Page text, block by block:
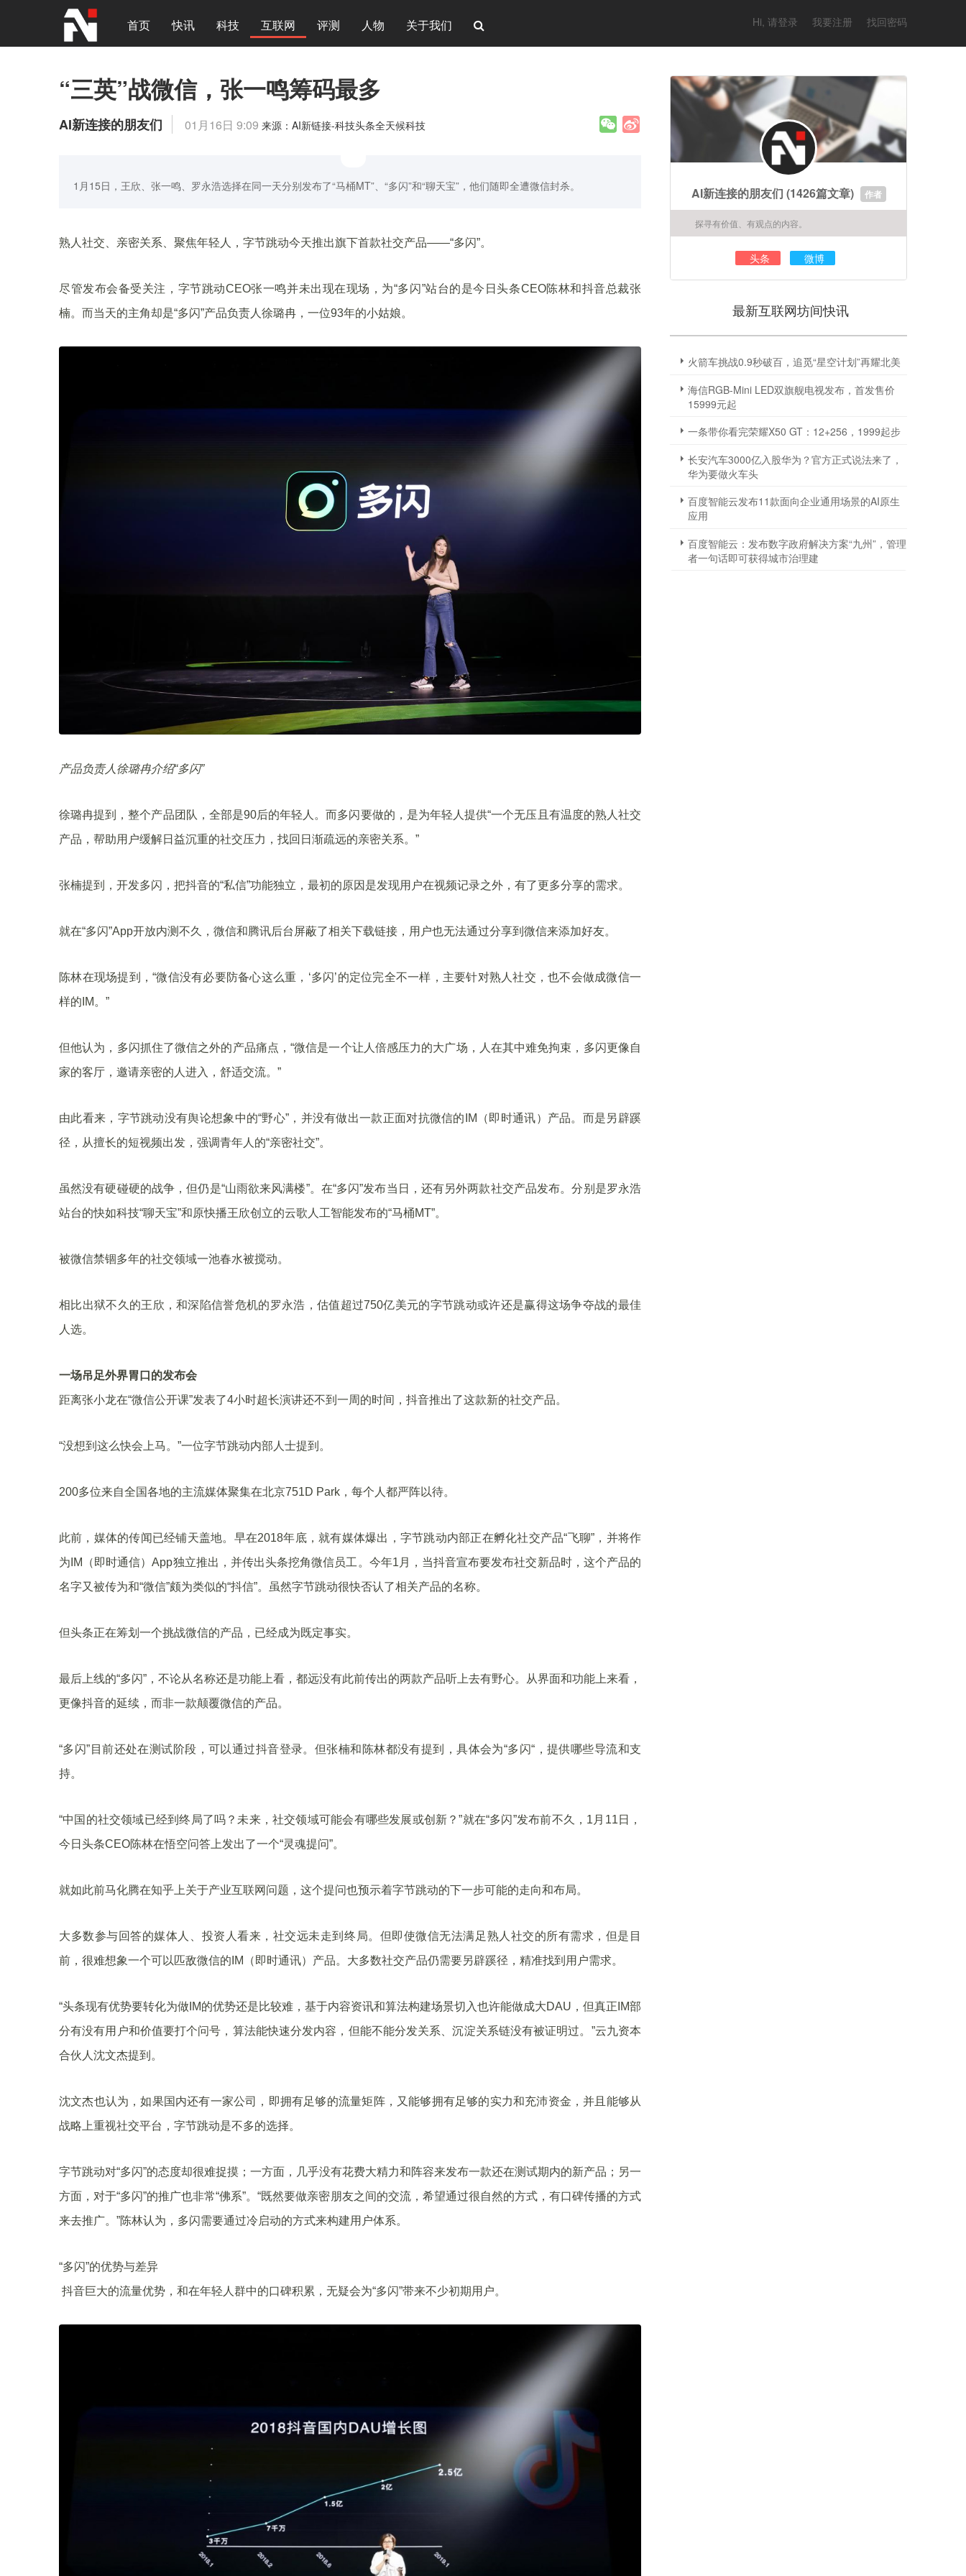
首页 快讯 科技 互联网 评测 人物 关于我们 Hi, 请登录 我要注册 找回密码
“三英”战微信，张一鸣筹码最多
AI新连接的朋友们 01月16日 9:09 来源：AI新链接-科技头条全天候科技
1月15日，王欣、张一鸣、罗永浩选择在同一天分别发布了“马桶MT”、“多闪”和“聊天宝”，他们随即全遭微信封杀。
熟人社交、亲密关系、聚焦年轻人，字节跳动今天推出旗下首款社交产品——“多闪”。
尽管发布会备受关注，字节跳动CEO张一鸣并未出现在现场，为“多闪”站台的是今日头条CEO陈林和抖音总裁张
楠。而当天的主角却是“多闪”产品负责人徐璐冉，一位93年的小姑娘。
产品负责人徐璐冉介绍“多闪”
徐璐冉提到，整个产品团队，全部是90后的年轻人。而多闪要做的，是为年轻人提供“一个无压且有温度的熟人社交
产品，帮助用户缓解日益沉重的社交压力，找回日渐疏远的亲密关系。”
张楠提到，开发多闪，把抖音的“私信”功能独立，最初的原因是发现用户在视频记录之外，有了更多分享的需求。
就在“多闪”App开放内测不久，微信和腾讯后台屏蔽了相关下载链接，用户也无法通过分享到微信来添加好友。
陈林在现场提到，“微信没有必要防备心这么重，‘多闪’的定位完全不一样，主要针对熟人社交，也不会做成微信一
样的IM。”
但他认为，多闪抓住了微信之外的产品痛点，“微信是一个让人倍感压力的大广场，人在其中难免拘束，多闪更像自
家的客厅，邀请亲密的人进入，舒适交流。”
由此看来，字节跳动没有舆论想象中的“野心”，并没有做出一款正面对抗微信的IM（即时通讯）产品。而是另辟蹊
径，从擅长的短视频出发，强调青年人的“亲密社交”。
虽然没有硬碰硬的战争，但仍是“山雨欲来风满楼”。在“多闪”发布当日，还有另外两款社交产品发布。分别是罗永浩
站台的快如科技“聊天宝”和原快播王欣创立的云歌人工智能发布的“马桶MT”。
被微信禁锢多年的社交领域一池春水被搅动。
相比出狱不久的王欣，和深陷信誉危机的罗永浩，估值超过750亿美元的字节跳动或许还是赢得这场争夺战的最佳
人选。
一场吊足外界胃口的发布会
距离张小龙在“微信公开课”发表了4小时超长演讲还不到一周的时间，抖音推出了这款新的社交产品。
“没想到这么快会上马。”一位字节跳动内部人士提到。
200多位来自全国各地的主流媒体聚集在北京751D Park，每个人都严阵以待。
此前，媒体的传闻已经铺天盖地。早在2018年底，就有媒体爆出，字节跳动内部正在孵化社交产品“飞聊”，并将作
为IM（即时通信）App独立推出，并传出头条挖角微信员工。今年1月，当抖音宣布要发布社交新品时，这个产品的
名字又被传为和“微信”颇为类似的“抖信”。虽然字节跳动很快否认了相关产品的名称。
但头条正在筹划一个挑战微信的产品，已经成为既定事实。
最后上线的“多闪”，不论从名称还是功能上看，都远没有此前传出的两款产品听上去有野心。从界面和功能上来看，
更像抖音的延续，而非一款颠覆微信的产品。
“多闪”目前还处在测试阶段，可以通过抖音登录。但张楠和陈林都没有提到，具体会为“多闪“，提供哪些导流和支
持。
“中国的社交领域已经到终局了吗？未来，社交领域可能会有哪些发展或创新？”就在“多闪”发布前不久，1月11日，
今日头条CEO陈林在悟空问答上发出了一个“灵魂提问”。
就如此前马化腾在知乎上关于产业互联网问题，这个提问也预示着字节跳动的下一步可能的走向和布局。
大多数参与回答的媒体人、投资人看来，社交远未走到终局。但即使微信无法满足熟人社交的所有需求，但是目
前，很难想象一个可以匹敌微信的IM（即时通讯）产品。大多数社交产品仍需要另辟蹊径，精准找到用户需求。
“头条现有优势要转化为做IM的优势还是比较难，基于内容资讯和算法构建场景切入也许能做成大DAU，但真正IM部
分有没有用户和价值要打个问号，算法能快速分发内容，但能不能分发关系、沉淀关系链没有被证明过。”云九资本
合伙人沈文杰提到。
沈文杰也认为，如果国内还有一家公司，即拥有足够的流量矩阵，又能够拥有足够的实力和充沛资金，并且能够从
战略上重视社交平台，字节跳动是不多的选择。
字节跳动对“多闪”的态度却很难捉摸；一方面，几乎没有花费大精力和阵容来发布一款还在测试期内的新产品；另一
方面，对于“多闪”的推广也非常“佛系”。“既然要做亲密朋友之间的交流，希望通过很自然的方式，有口碑传播的方式
来去推广。”陈林认为，多闪需要通过冷启动的方式来构建用户体系。
“多闪”的优势与差异
抖音巨大的流量优势，和在年轻人群中的口碑积累，无疑会为“多闪”带来不少初期用户。
AI新连接的朋友们 (1426篇文章) 作者
探寻有价值、有观点的内容。
头条 微博
最新互联网坊间快讯
火箭车挑战0.9秒破百，追觅“星空计划”再耀北美
海信RGB-Mini LED双旗舰电视发布，首发售价
15999元起
一条带你看完荣耀X50 GT：12+256，1999起步
长安汽车3000亿入股华为？官方正式说法来了，
华为要做火车头
百度智能云发布11款面向企业通用场景的AI原生
应用
百度智能云：发布数字政府解决方案“九州”，管理
者一句话即可获得城市治理建